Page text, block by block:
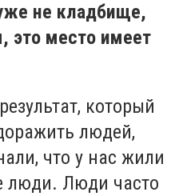
не кладбище,
это место имеет
который
людей,
что у нас жили
люди. Люди часто